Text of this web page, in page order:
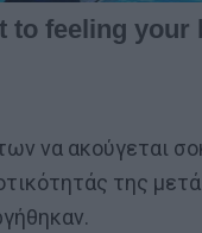
να ακούγεται
της